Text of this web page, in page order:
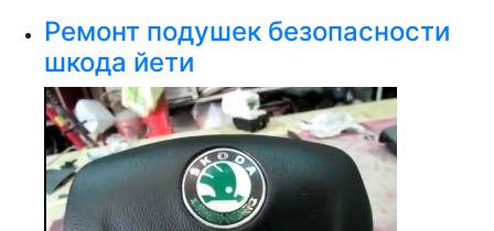
Ремонт подушек безопасности
шкода йети